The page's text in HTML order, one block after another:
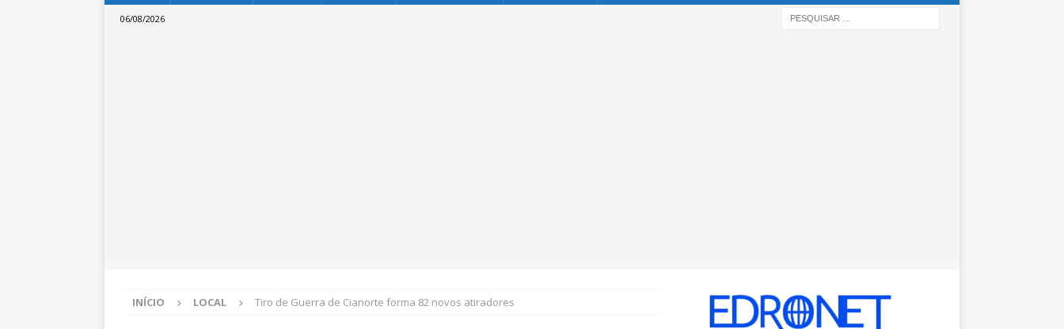
06/08/2026
INÍCIO LOCAL Tiro de Guerra de Cianorte forma 82 novos atiradores